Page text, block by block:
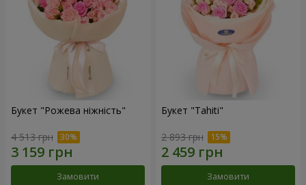
Букет "Рожева ніжність"
4 513 грн
Замовити
Букет "Tahiti"
2 893 грн
Замовити